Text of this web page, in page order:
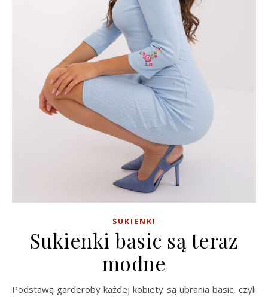
SUKIENKI
Sukienki basic są teraz
modne
Podstawą garderoby każdej kobiety są ubrania basic, czyli